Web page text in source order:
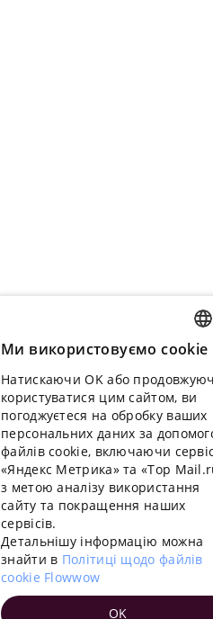
FRENCH
Ми використовуємо cookie
Натискаючи OK або
користуватися цим сайтом, ви
погоджуєтеся на обробку ваших
персональних даних за
файлів cookie, включаючи
«Яндекс Метрика» та «Top
з метою аналізу використання
сайту та покращення наших
сервісів.
Детальнішу інформацію можна
знайти в Політиці щодо файлів
cookie Flowwow
OK